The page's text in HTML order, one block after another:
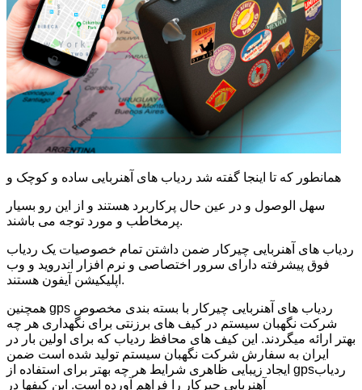
همانطور که تا اینجا گفته شد ردیاب های آهنربایی ساده و کوچک و
سهل الوصول و در عین حال پرکاربرد هستند و از این رو بسیار
پرمخاطب و مورد توجه می باشند.
ردیاب های آهنربایی چیرکار ضمن داشتن تمام خصوصیات یک ردیاب
فوق پیشرفته دارای سرور اختصاصی و نرم افزار اندروید و وب
اپلیکیشن آیفون هستند.
همچنین gps ردیاب های آهنربایی چیرکار با بسته بندی مخصوص
شرکت نگهبان سیستم در کیف های برزنتی برای نگهداری هر چه
بهتر ارائه میگردند. این کیف های محافظ ردیاب که برای اولین بار در
ایران به سفارش شرکت نگهبان سیستم تولید شده است ضمن
ایجاد زیبایی ظاهری شرایط هر چه بهتر برای استفاده از gpsردیاب
آهنربایی چیرکار را فراهم آورده است. این کیفها در